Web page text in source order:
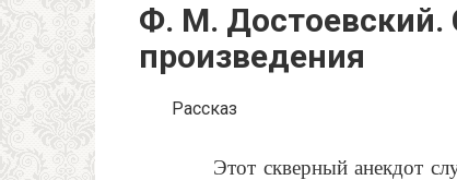
Ф. М. Достоевский.
произведения
Рассказ
Этот скверный анекдот